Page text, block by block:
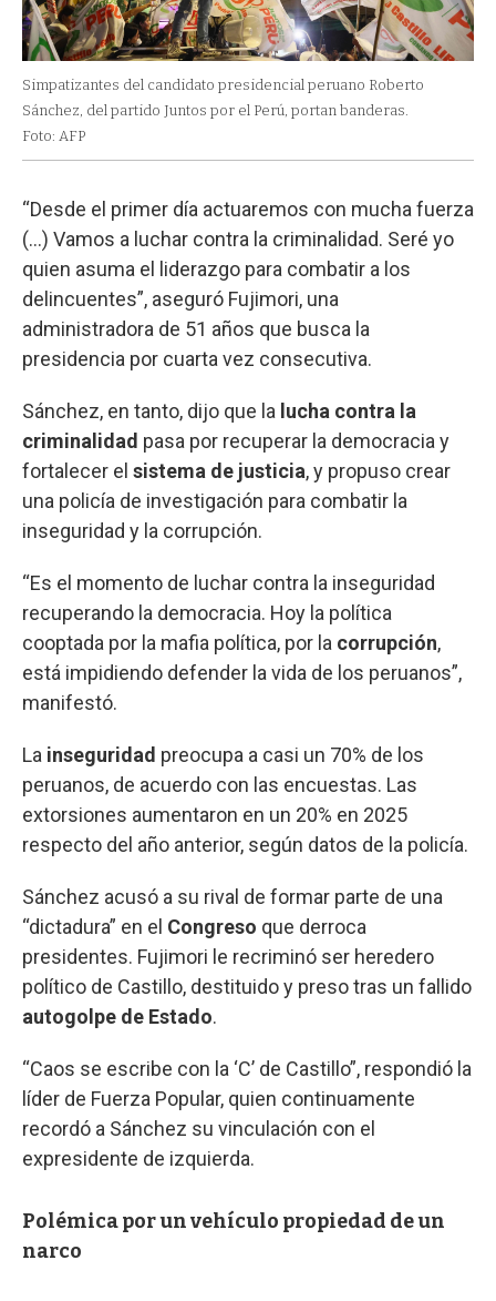
Simpatizantes del candidato presidencial peruano Roberto
Sánchez, del partido Juntos por el Perú, portan banderas.
Foto: AFP
“Desde el primer día actuaremos con mucha fuerza
(...) Vamos a luchar contra la criminalidad. Seré yo
quien asuma el liderazgo para combatir a los
delincuentes”, aseguró Fujimori, una
administradora de 51 años que busca la
presidencia por cuarta vez consecutiva.
Sánchez, en tanto, dijo que la lucha contra la
criminalidad pasa por recuperar la democracia y
fortalecer el sistema de justicia, y propuso crear
una policía de investigación para combatir la
inseguridad y la corrupción.
“Es el momento de luchar contra la inseguridad
recuperando la democracia. Hoy la política
cooptada por la mafia política, por la corrupción,
está impidiendo defender la vida de los peruanos”,
manifestó.
La inseguridad preocupa a casi un 70% de los
peruanos, de acuerdo con las encuestas. Las
extorsiones aumentaron en un 20% en 2025
respecto del año anterior, según datos de la policía.
Sánchez acusó a su rival de formar parte de una
“dictadura” en el Congreso que derroca
presidentes. Fujimori le recriminó ser heredero
político de Castillo, destituido y preso tras un fallido
autogolpe de Estado.
“Caos se escribe con la ‘C’ de Castillo”, respondió la
líder de Fuerza Popular, quien continuamente
recordó a Sánchez su vinculación con el
expresidente de izquierda.
Polémica por un vehículo propiedad de un
narco